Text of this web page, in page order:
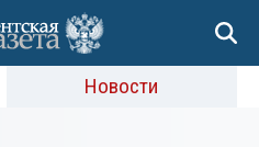
Новости